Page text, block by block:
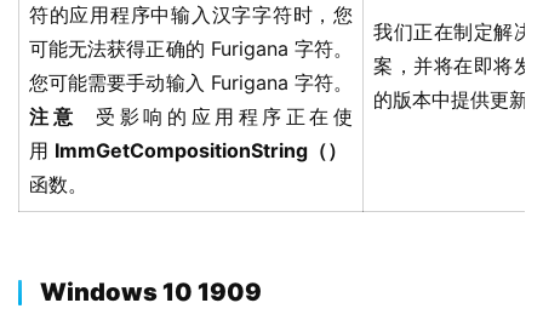
P
软
件
安
卓
苹
符的应用程序中输入汉字字符时，您
可能无法获得正确的 Furigana 字符。
您可能需要手动输入 Furigana 字符。
注意
受影响的应用程序正在使
用 ImmGetCompositionString（）
函数。
我们正在制定解决
案，并将在即将发
的版本中提供更新
Windows 10 1909